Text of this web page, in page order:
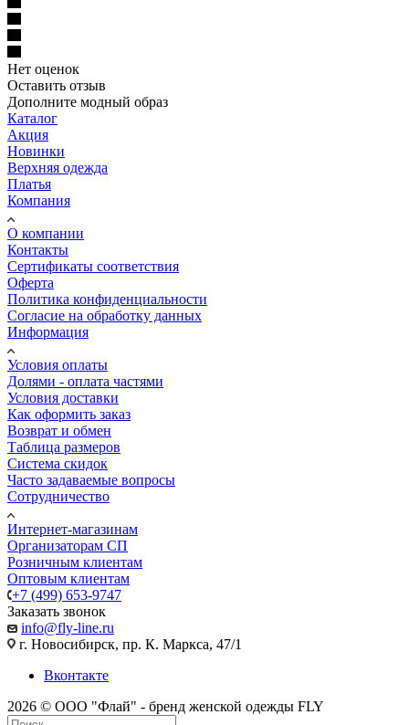
Нет оценок
Оставить отзыв
Дополните модный образ
Каталог
Акция
Новинки
Верхняя одежда
Платья
Компания
О компании
Контакты
Сертификаты соответствия
Оферта
Политика конфиденциальности
Согласие на обработку данных
Информация
Условия оплаты
Долями - оплата частями
Условия доставки
Как оформить заказ
Возврат и обмен
Таблица размеров
Система скидок
Часто задаваемые вопросы
Сотрудничество
Интернет-магазинам
Организаторам СП
Розничным клиентам
Оптовым клиентам
+7 (499) 653-9747
Заказать звонок
info@fly-line.ru
г. Новосибирск, пр. К. Маркса, 47/1
Вконтакте
2026 © ООО "Флай" - бренд женской одежды FLY